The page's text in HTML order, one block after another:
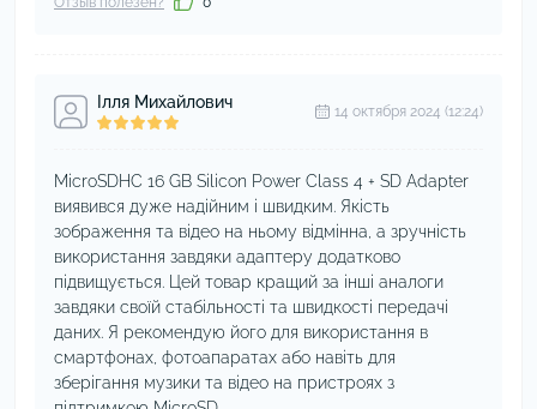
Ілля Михайлович 14 октября 2024 (12:24)
MicroSDHC 16 GB Silicon Power Class 4 + SD Adapter
виявився дуже надійним і швидким. Якість
зображення та відео на ньому відмінна, а зручність
використання завдяки адаптеру додатково
підвищується. Цей товар кращий за інші аналоги
завдяки своїй стабільності та швидкості передачі
даних. Я рекомендую його для використання в
смартфонах, фотоапаратах або навіть для
зберігання музики та відео на пристроях з